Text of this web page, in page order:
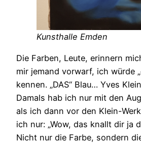
Kunsthalle Emden
Die Farben, Leute, erinnern
mir jemand vorwarf, ich würde
kennen. „DAS“ Blau… Yves
Damals hab ich nur mit den
als ich dann vor den Klein-
ich nur: „Wow, das knallt dir ja
Nicht nur die Farbe, sondern